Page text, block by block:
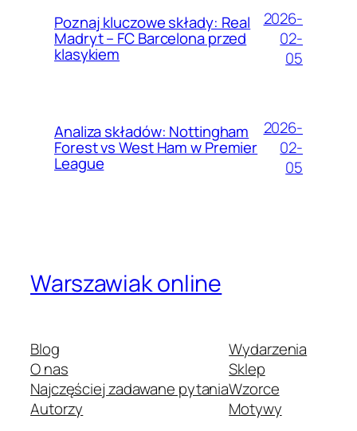
Poznaj kluczowe składy: Real
Madryt – FC Barcelona przed
klasykiem
2026-
02-
05
Analiza składów: Nottingham
Forest vs West Ham w Premier
League
2026-
02-
05
Warszawiak online
Blog
O nas
Najczęściej zadawane pytania
Autorzy
Wydarzenia
Sklep
Wzorce
Motywy